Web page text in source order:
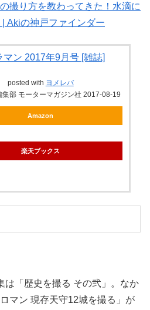
撮り方を教わってきた！水滴に
Akiの神戸ファインダー
マン 2017年9月号 [雑誌]
posted with ヨメレバ
集部 モーターマガジン社 2017-08-19
Amazon
楽天ブックス
は「歴史を撮る その弐」。なか
マン 現存天守12城を撮る」が